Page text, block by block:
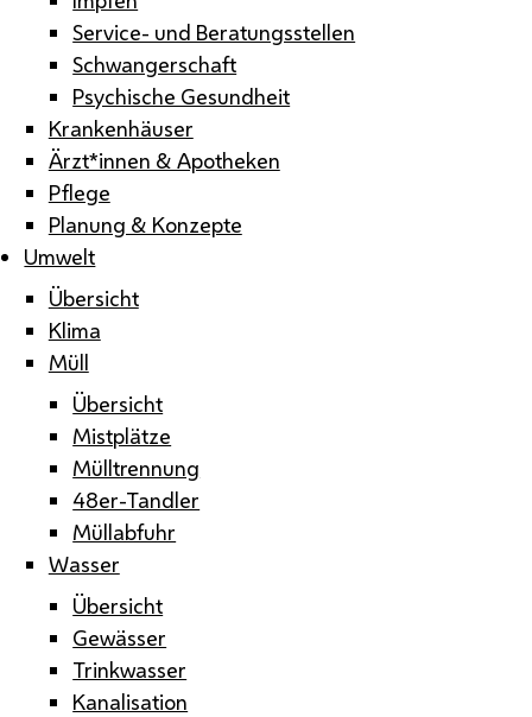
Service- und Beratungsstellen
Schwangerschaft
Psychische Gesundheit
Krankenhäuser
Ärzt*innen & Apotheken
Pflege
Planung & Konzepte
Umwelt
Übersicht
Klima
Müll
Übersicht
Mistplätze
Mülltrennung
48er-Tandler
Müllabfuhr
Wasser
Übersicht
Gewässer
Trinkwasser
Kanalisation